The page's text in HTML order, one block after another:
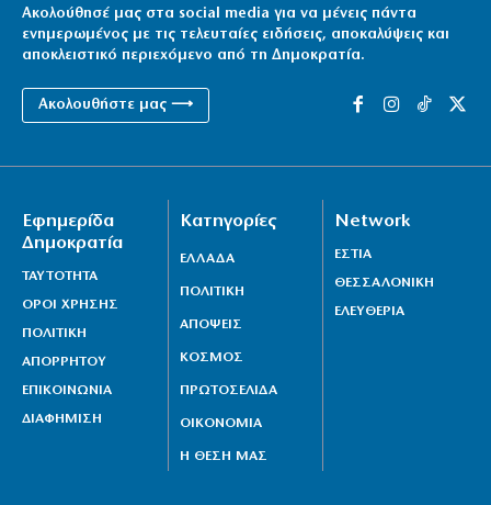
Ακολούθησέ μας στα social media για να μένεις πάντα
ενημερωμένος με τις τελευταίες ειδήσεις, αποκαλύψεις και
αποκλειστικό περιεχόμενο από τη Δημοκρατία.
Ακολουθήστε μας ⟶
Εφημερίδα
Δημοκρατία
ΤΑΥΤΟΤΗΤΑ
ΟΡΟΙ ΧΡΗΣΗΣ
ΠΟΛΙΤΙΚΗ
ΑΠΟΡΡΗΤΟΥ
ΕΠΙΚΟΙΝΩΝΙΑ
ΔΙΑΦΗΜΙΣΗ
Κατηγορίες
ΕΛΛΑΔΑ
ΠΟΛΙΤΙΚΗ
ΑΠΟΨΕΙΣ
ΚΟΣΜΟΣ
ΠΡΩΤΟΣΕΛΙΔΑ
ΟΙΚΟΝΟΜΙΑ
Η ΘΕΣΗ ΜΑΣ
Network
ΕΣΤΙΑ
ΘΕΣΣΑΛΟΝΙΚΗ
ΕΛΕΥΘΕΡΙΑ